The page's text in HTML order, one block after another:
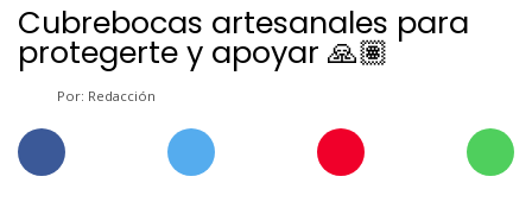
Cubrebocas artesanales para
protegerte y apoyar 🙏🏽
Por: Redacción